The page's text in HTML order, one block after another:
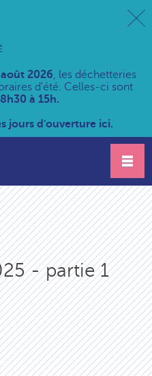
2026, les déchetteries
d'été. Celles-ci sont
à 15h.
jours d'ouverture ici.
- partie 1